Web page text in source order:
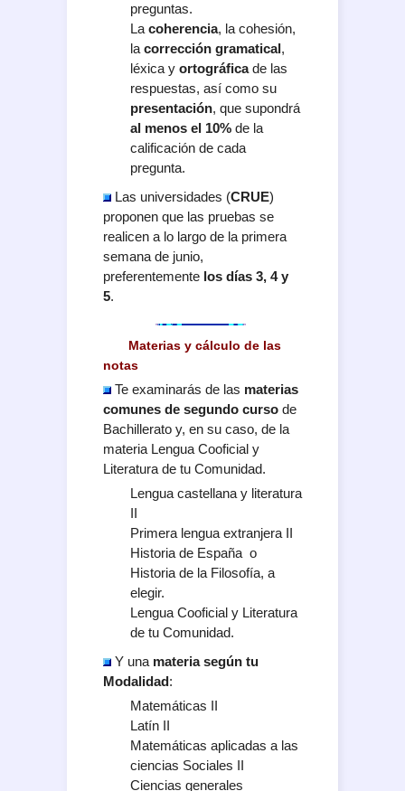
preguntas.
La coherencia, la cohesión,
la corrección gramatical,
léxica y ortográficade las
respuestas, así como su
presentación, que supondrá
al menos el 10% de la
calificación de cada
pregunta.
Las universidades (CRUE)
proponen que las pruebas se
realicen a lo largo de la primera
semana de junio,
preferentemente los días 3, 4 y
5.
Materias y cálculo de las
notas
Te examinarás de las materias
comunes de segundo curso de
Bachillerato y, en su caso, de la
materia Lengua Cooficial y
Literatura de tu Comunidad.
Lengua castellana y literatura
II
Primera lengua extranjera II
Historia de España o
Historia de la Filosofía, a
elegir.
Lengua Cooficial y Literatura
de tu Comunidad.
Y una materia según tu
Modalidad:
Matemáticas II
Latín II
Matemáticas aplicadas a las
ciencias Sociales II
Ciencias generales